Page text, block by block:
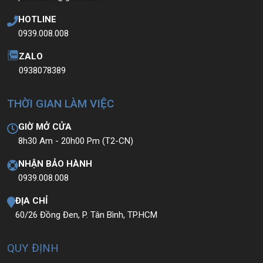
HOTLINE
0939.008.008
ZALO
0938078389
THỜI GIAN LÀM VIỆC
GIỜ MỞ CỬA
8h30 Am - 20h00 Pm (T2-CN)
NHẬN BẢO HÀNH
0939.008.008
ĐỊA CHỈ
60/26 Đồng Đen, P. Tân Bình, TP.HCM
QUY ĐỊNH